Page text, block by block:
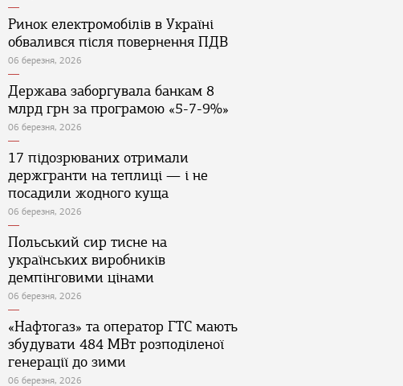
Ринок електромобілів в Україні
обвалився після повернення ПДВ
06 березня, 2026
Держава заборгувала банкам 8
млрд грн за програмою «5-7-9%»
06 березня, 2026
17 підозрюваних отримали
держгранти на теплиці — і не
посадили жодного куща
06 березня, 2026
Польський сир тисне на
українських виробників
демпінговими цінами
06 березня, 2026
«Нафтогаз» та оператор ГТС мають
збудувати 484 МВт розподіленої
генерації до зими
06 березня, 2026